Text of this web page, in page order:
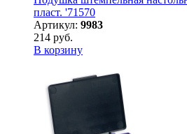
пласт. '71570
Артикул: 9983
214 руб.
В корзину